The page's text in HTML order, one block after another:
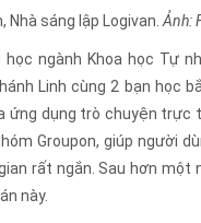
Nhà sáng lập Logivan. Ảnh:
học ngành Khoa học Tự
Linh cùng 2 bạn học
ứng dụng trò chuyện trực
Groupon, giúp người
rất ngắn. Sau hơn một
này.